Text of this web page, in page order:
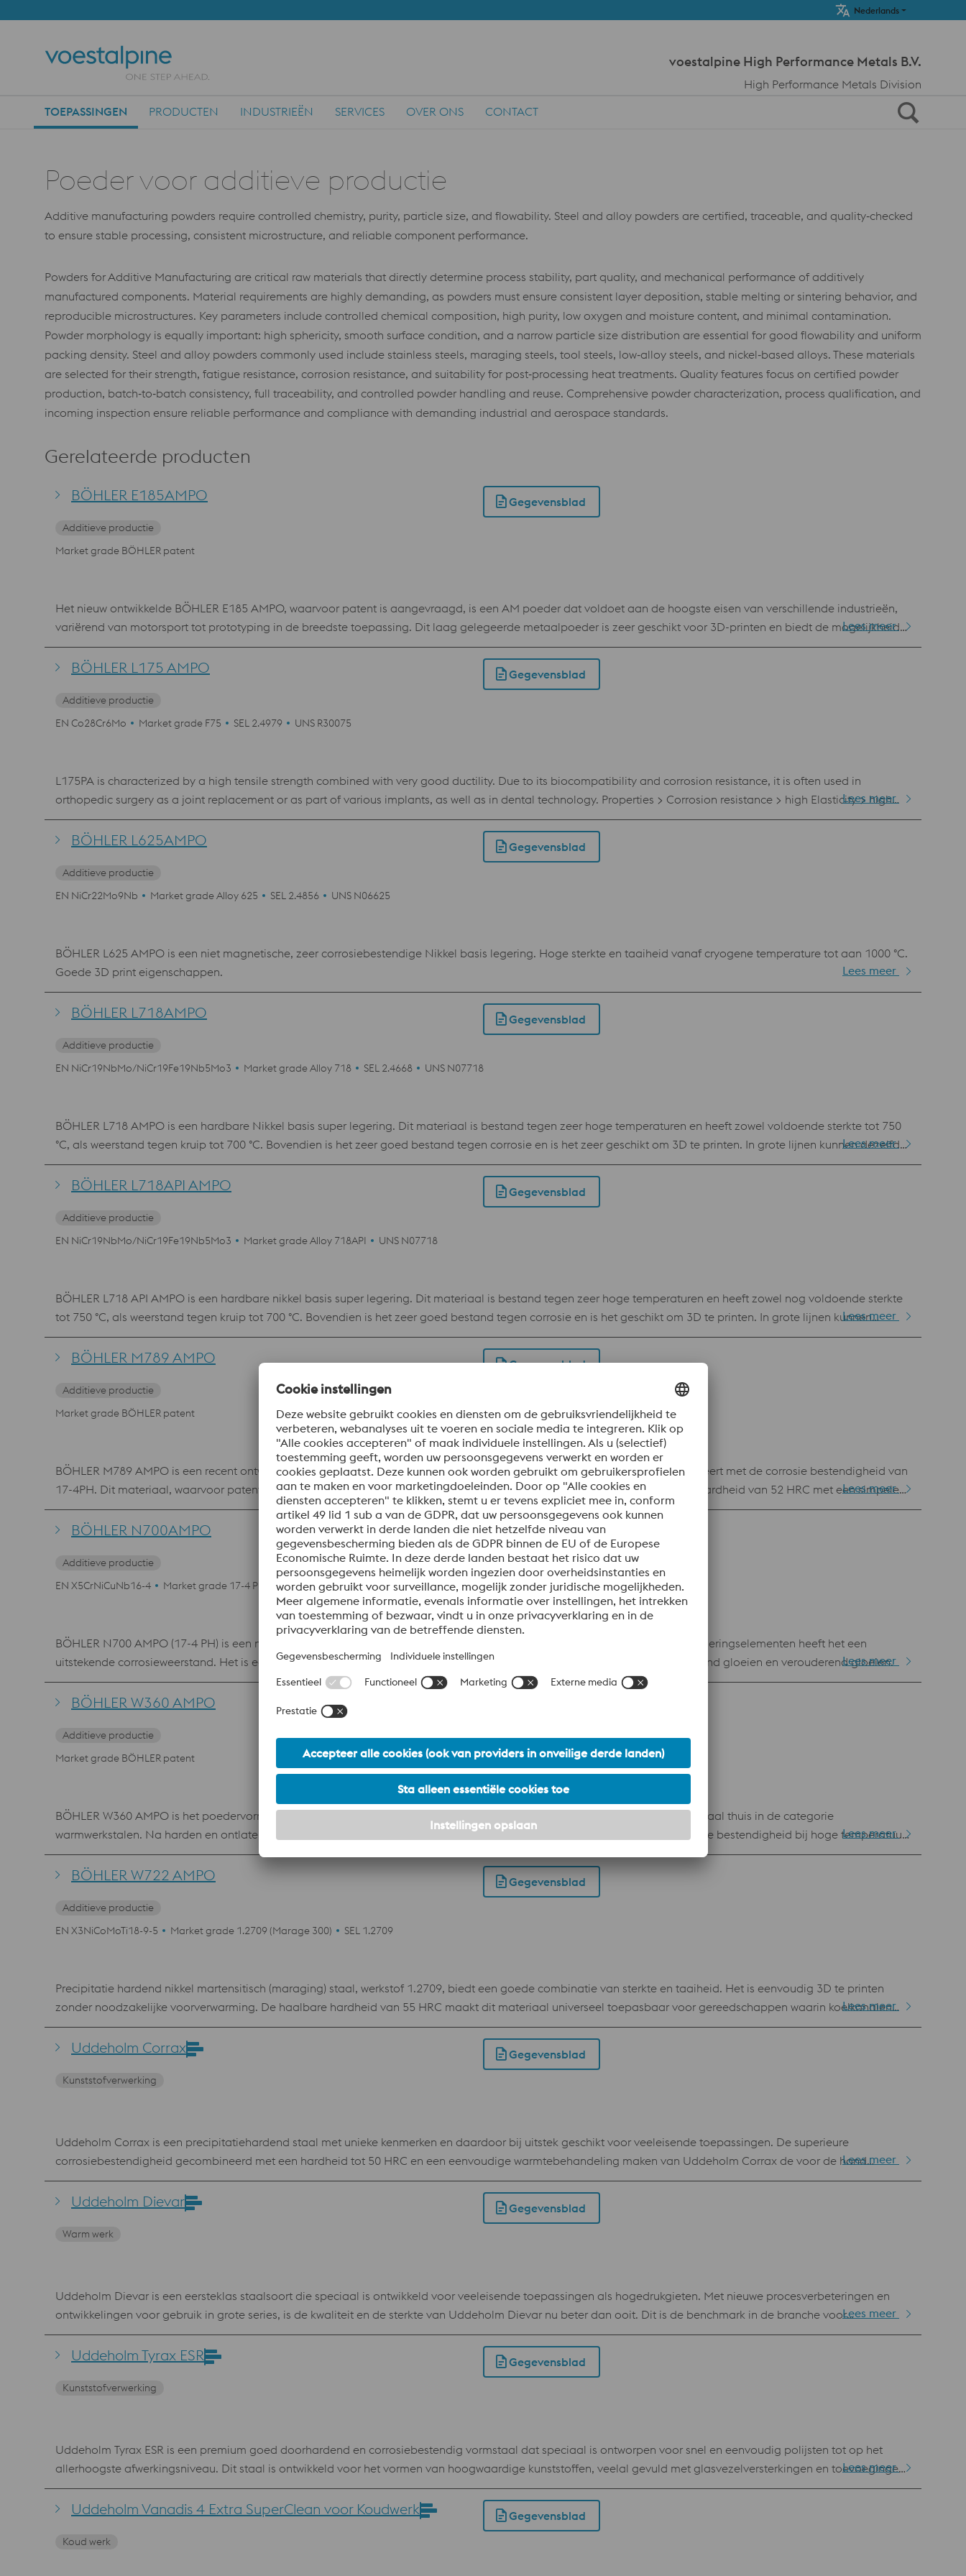
Nederlands
voestalpine High Performance Metals B.V.
High Performance Metals Division
TOEPASSINGEN PRODUCTEN INDUSTRIEËN SERVICES OVER ONS CONTACT
Poeder voor additieve productie
Additive manufacturing powders require controlled chemistry, purity, particle size, and flowability. Steel and alloy powders are certified, traceable, and quality‑checked
to ensure stable processing, consistent microstructure, and reliable component performance.
Powders for Additive Manufacturing are critical raw materials that directly determine process stability, part quality, and mechanical performance of additively
manufactured components. Material requirements are highly demanding, as powders must ensure consistent layer deposition, stable melting or sintering behavior, and
reproducible microstructures. Key parameters include controlled chemical composition, high purity, low oxygen and moisture content, and minimal contamination.
Powder morphology is equally important: high sphericity, smooth surface condition, and a narrow particle size distribution are essential for good flowability and uniform
packing density. Steel and alloy powders commonly used include stainless steels, maraging steels, tool steels, low‑alloy steels, and nickel‑based alloys. These materials
are selected for their strength, fatigue resistance, corrosion resistance, and suitability for post‑processing heat treatments. Quality features focus on certified powder
production, batch‑to‑batch consistency, full traceability, and controlled powder handling and reuse. Comprehensive powder characterization, process qualification, and
incoming inspection ensure reliable performance and compliance with demanding industrial and aerospace standards.
Gerelateerde producten
BÖHLER E185AMPO Gegevensblad
Additieve productie
Market grade BÖHLER patent
Het nieuw ontwikkelde BÖHLER E185 AMPO, waarvoor patent is aangevraagd, is een AM poeder dat voldoet aan de hoogste eisen van verschillende industrieën,
variërend van motorsport tot prototyping in de breedste toepassing. Dit laag gelegeerde metaalpoeder is zeer geschikt voor 3D-printen en biedt de mogelijkheid
voor oppervlaktebehandelingen (bv. case hardening of nitreren). Dit poeder is speciaal ontwikkeld voor de eisen van de 3D-printing industrie en vertoont een
uitstekende combinatie van sterkte en taaiheid.
Lees meer
BÖHLER L175 AMPO Gegevensblad
Additieve productie
EN Co28Cr6Mo
Market grade F75 SEL 2.4979 UNS R30075
L175PA is characterized by a high tensile strength combined with very good ductility. Due to its biocompatibility and corrosion resistance, it is often used in
orthopedic surgery as a joint replacement or as part of various implants, as well as in dental technology. Properties > Corrosion resistance > high Elasticity > high
Hardness
Lees meer
BÖHLER L625AMPO Gegevensblad
Additieve productie
EN NiCr22Mo9Nb
Market grade Alloy 625 SEL 2.4856 UNS N06625
BÖHLER L625 AMPO is een niet magnetische, zeer corrosiebestendige Nikkel basis legering. Hoge sterkte en taaiheid vanaf cryogene temperature tot aan 1000 °C.
Goede 3D print eigenschappen.
Lees meer
BÖHLER L718AMPO Gegevensblad
Additieve productie
EN NiCr19NbMo/NiCr19Fe19Nb5Mo3
Market grade Alloy 718 SEL 2.4668 UNS N07718
BÖHLER L718 AMPO is een hardbare Nikkel basis super legering. Dit materiaal is bestand tegen zeer hoge temperaturen en heeft zowel voldoende sterkte tot 750
°C, als weerstand tegen kruip tot 700 °C. Bovendien is het zeer goed bestand tegen corrosie en is het zeer geschikt om 3D te printen. In grote lijnen kunnen dezelfde
eigenschappen worden verwacht zowel bij conventioneel gemaakte delen als bij onderdelen die door middel van dit poeder zijn geprint.
Lees meer
BÖHLER L718API AMPO Gegevensblad
Additieve productie
EN NiCr19NbMo/NiCr19Fe19Nb5Mo3
Market grade Alloy 718API UNS N07718
BÖHLER L718 API AMPO is een hardbare nikkel basis super legering. Dit materiaal is bestand tegen zeer hoge temperaturen en heeft zowel nog voldoende sterkte
tot 750 °C, als weerstand tegen kruip tot 700 °C. Bovendien is het zeer goed bestand tegen corrosie en is het geschikt om 3D te printen. In grote lijnen kunnen
dezelfde eigenschappen worden verwacht zowel bij conventioneel gemaakte delen als bij onderdelen die door middel van dit poeder zijn geprint.
Lees meer
BÖHLER M789 AMPO Gegevensblad
Additieve productie
Market grade BÖHLER patent
BÖHLER M789 AMPO is een recent ontwikkeld maraging staalsoort, die de mechanische eigenschappen van 1.2709 combineert met de corrosie bestendigheid van
17-4PH. Dit materiaal, waarvoor patent is aangevraagd, is eenvoudig 3D te printen zonder voorverwarming en bereikt een hardheid van 52 HRC met een simpele
warmtebehandeling. Bovendien is het materiaal zeer fijn polijstbaar zodat het de ideale keuze is voor insert mould delen voorzien van koelkanalen t.b.v. spuitgiet
matrijzen, en in toepassingen waarbij een hoge hardheid en corrosiebestendigheid wordt gevraagd.
Lees meer
BÖHLER N700AMPO Gegevensblad
Additieve productie
EN X5CrNiCuNb16-4
Market grade 17-4 PH SEL 1.4542 UNS S17400
BÖHLER N700 AMPO (17-4 PH) is een nikkel martensitisch staal wat gehard wordt door precipitatie uitscheiding. Door zijn legeringselementen heeft het een
uitstekende corrosieweerstand. Het is eenvoudig 3D printbaar zonder voorverwarming en het hardt uit tot HRC 40 na oplossend gloeien en verouderend gloeien.
Lees meer
BÖHLER W360 AMPO
Additieve productie
Market grade BÖHLER patent
BÖHLER W360 AMPO is het poedervormig equivalent van W360 ISOBLOC. Met zijn chemische samenstelling hoort het materiaal thuis in de categorie
warmwerkstalen. Na harden en ontlaten kan het een hardheid van 57 HRC halen met behoud van goede taaiheid. Zijn slijtage bestendigheid bij hoge temperatuur,
hittebestendigheid en taaiheid zijn karakteristiek. Toepassingen: 3D geprinte onderdelen voorzien van koelkanalen t.b.v. metal injection moulding, slijtage
bestendige lagen en reparatie werk voor matrijzen door middel van laser cladding.
Lees meer
BÖHLER W722 AMPO Gegevensblad
Additieve productie
EN X3NiCoMoTi18-9-5
Market grade 1.2709 (Marage 300) SEL 1.2709
Precipitatie hardend nikkel martensitisch (maraging) staal, werkstof 1.2709, biedt een goede combinatie van sterkte en taaiheid. Het is eenvoudig 3D te printen
zonder noodzakelijke voorverwarming. De haalbare hardheid van 55 HRC maakt dit materiaal universeel toepasbaar voor gereedschappen waarin koelkanalen
zijn vereist, zoals Metal Injection Moulding toepassingen.
Lees meer
Uddeholm Corrax Gegevensblad
Kunststofverwerking
Uddeholm Corrax is een precipitatiehardend staal met unieke kenmerken en daardoor bij uitstek geschikt voor veeleisende toepassingen. De superieure
corrosiebestendigheid gecombineerd met een hardheid tot 50 HRC en een eenvoudige warmtebehandeling maken van Uddeholm Corrax de voor de hand
liggende keuze voor langlopende series van agressieve kunststoffen zoals pvc. Dankzij de chemische samenstelling is Uddeholm Corrax eenvoudig te verwerken
via additive manufacturing. Daarom is het ook beschikbaar als poeder voor Laser Powder Bed Fusion (LPBF) en Laser Metal Deposition (LMD). Voordelen Zeer
goede corrosiebestendigheid Flexibele hardheid van 34-50 HRC verkregen door veroudering Geen harde “witte laag” na EDM
Lees meer
Uddeholm Dievar Gegevensblad
Warm werk
Uddeholm Dievar is een eersteklas staalsoort die speciaal is ontwikkeld voor veeleisende toepassingen als hogedrukgieten. Met nieuwe procesverbeteringen en
ontwikkelingen voor gebruik in grote series, is de kwaliteit en de sterkte van Uddeholm Dievar nu beter dan ooit. Dit is de benchmark in de branche voor
hoogwaardig staal, dankzij de superieure hardheid en ductiliteit die een zeer lange levensduur voor het gereedschap en een minieme kans op barsten garanderen.
Dit staal is niet alleen geschikt voor spuitgieten, maar voldoet ook uitstekend als gereedschapsstaal in andere toepassingen, zoals smeden, extruderen en
hotstamping. Uddeholm Dievar is ook beschikbaar voor Additive Manufacturing, poeder voor verwerking Laser Powder Bed Fusion (LPBF) en Laser Metal
Deposition (LMD). Voordelen Uddeholm Dievar is zeer goed bestand tegen warmtescheuren en beschikt over ongeëvenaarde eigenschappen op het gebied van
Lees meer
Uddeholm Tyrax ESR Gegevensblad
Kunststofverwerking
Uddeholm Tyrax ESR is een premium goed doorhardend en corrosiebestendig vormstaal dat speciaal is ontworpen voor snel en eenvoudig polijsten tot op het
allerhoogste afwerkingsniveau. Dit staal is ontwikkeld voor het vormen van hoogwaardige kunststoffen, veelal gevuld met glasvezelversterkingen en toevoegingen
als brandvertragers. Voordelen goede vormvastheid bij warmtebehandeling en tijdens gebruik homogene microstructuur en fijne korrelgrootte goede
doorhardbaarheid Uddeholm Tyrax is ook beschikbaar voor Additive Manufacturing, poeder voor verwerking Laser Powder Bed Fusion (LPBF) en Laser Metal
Lees meer
Uddeholm Vanadis 4 Extra SuperClean voor Koudwerk Gegevensblad
Koud werk